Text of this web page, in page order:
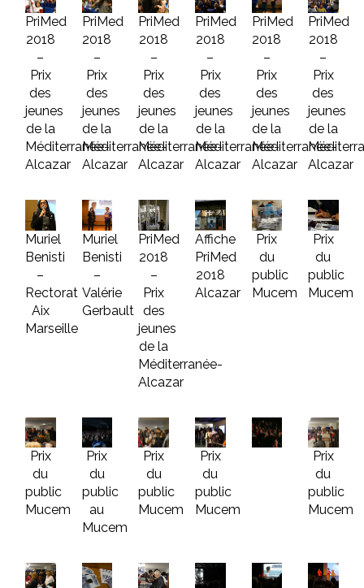
PriMed
2018
–
Prix
des
jeunes
de la
Méditerranée-
Alcazar
PriMed
2018
–
Prix
des
jeunes
de la
Méditerranée-
Alcazar
PriMed
2018
–
Prix
des
jeunes
de la
Méditerranée-
Alcazar
PriMed
2018
–
Prix
des
jeunes
de la
Méditerranée-
Alcazar
PriMed
2018
–
Prix
des
jeunes
de la
Méditerranée-
Alcazar
PriMed
2018
–
Prix
des
jeunes
de la
Alcazar
Muriel
Benisti
–
Rectorat
Aix
Marseille
Muriel
Benisti
–
Valérie
Gerbault
PriMed
2018
–
Prix
des
jeunes
de la
Méditerranée-
Alcazar
Affiche
PriMed
2018
Alcazar
Prix
du
public
Mucem
Prix
du
public
Mucem
Prix
du
public
Mucem
Prix
du
public
au
Mucem
Prix
du
public
Mucem
Prix
du
public
Mucem
Prix
du
public
Mucem